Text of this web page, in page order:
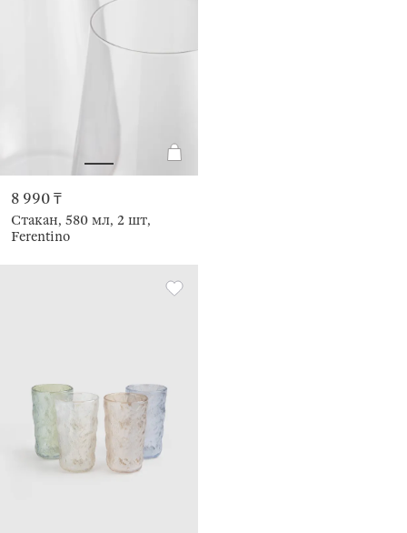
8 990 ₸
Стакан, 580 мл, 2 шт,
Ferentino